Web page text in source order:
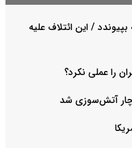
/ این ائتلاف علیه
را عملی نکرد؟
آتش‌سوزی شد